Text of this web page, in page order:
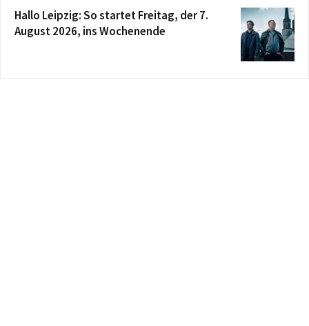
Hallo Leipzig: So startet Freitag, der 7.
August 2026, ins Wochenende